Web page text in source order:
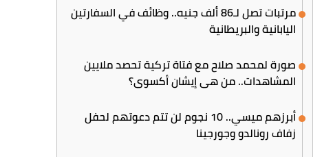
مرتبات تصل لـ86 ألف جنيه.. وظائف في السفارتين
اليابانية والبريطانية
صورة لمحمد صلاح مع فتاة تركية تحصد ملايين
المشاهدات.. من هي إيشان أكسوي؟
أبرزهم ميسي.. 10 نجوم لن تتم دعوتهم لحفل
زفاف رونالدو وجورجينا